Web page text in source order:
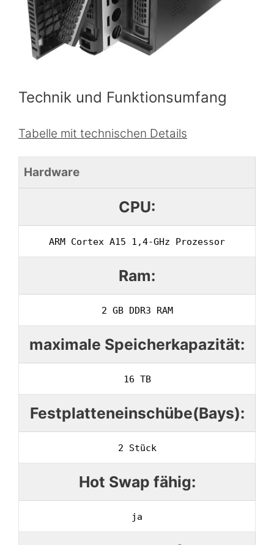
Technik und Funktionsumfang
Tabelle mit technischen Details
Hardware
CPU:
ARM Cortex A15 1,4-GHz Prozessor
Ram:
2 GB DDR3 RAM
maximale Speicherkapazität:
16 TB
Festplatteneinschübe(Bays):
2 Stück
Hot Swap fähig:
ja